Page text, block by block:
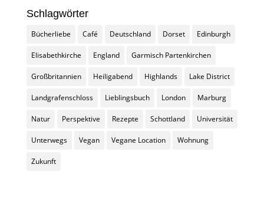
Schlagwörter
Bücherliebe Café Deutschland Dorset Edinburgh
Elisabethkirche England Garmisch Partenkirchen
Großbritannien Heiligabend Highlands Lake District
Landgrafenschloss Lieblingsbuch London Marburg
Natur Perspektive Rezepte Schottland Universität
Unterwegs Vegan Vegane Location Wohnung
Zukunft